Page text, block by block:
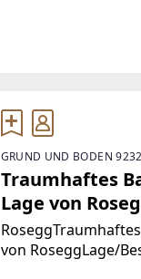
GRUND UND BODEN
Traumhaftes
Lage von
von RoseggLage/